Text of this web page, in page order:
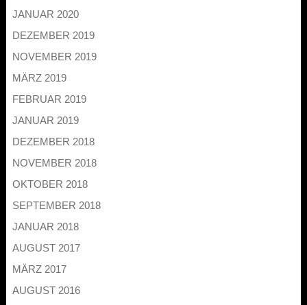
JANUAR 2020
DEZEMBER 2019
NOVEMBER 2019
MÄRZ 2019
FEBRUAR 2019
JANUAR 2019
DEZEMBER 2018
NOVEMBER 2018
OKTOBER 2018
SEPTEMBER 2018
JANUAR 2018
AUGUST 2017
MÄRZ 2017
AUGUST 2016